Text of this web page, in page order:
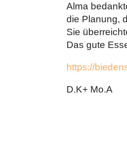
Alma
die Planung,
Sie
Das gute
https://
D.K+ Mo.A